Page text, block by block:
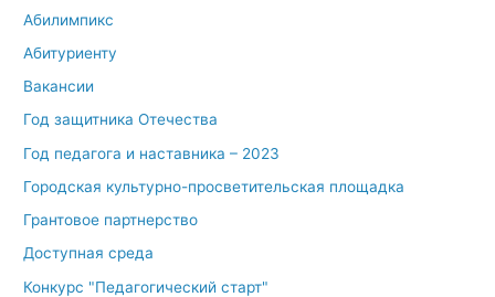
Абилимпикс
Абитуриенту
Вакансии
Год защитника Отечества
Год педагога и наставника – 2023
Городская культурно-просветительская площадка
Грантовое партнерство
Доступная среда
Конкурс "Педагогический старт"